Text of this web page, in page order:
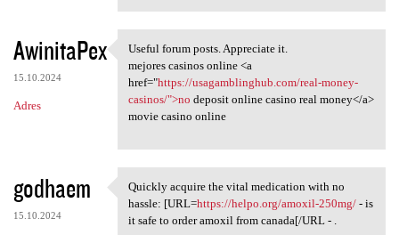
AwinitaPex
15.10.2024
Adres
Useful forum posts.
Useful forum posts. Appreciate it.
mejores casinos online <a
href="https://usagamblinghub.com/real-money-
casinos/">no deposit online casino real money</a>
movie casino online
godhaem
15.10.2024
Quickly acquire the vital
Quickly acquire the vital medication with no
hassle: [URL=https://helpo.org/amoxil-250mg/- is
it safe to order amoxil from canada[/URL - .